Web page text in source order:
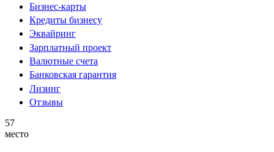
Бизнес-карты
Кредиты бизнесу
Эквайринг
Зарплатный проект
Валютные счета
Банковская гарантия
Лизинг
Отзывы
57
место